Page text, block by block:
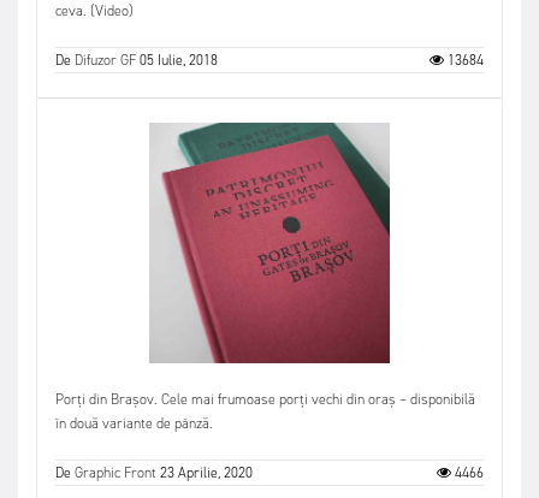
ceva. (Video)
De Difuzor GF05 Iulie, 2018 13684
Porți din Brașov. Cele mai frumoase porți vechi din oraș – disponibilă
în două variante de pânză.
DeGraphic Front23 Aprilie, 2020 4466